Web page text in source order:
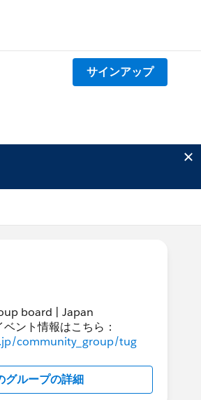
サインアップ
board | Japan
ント情報はこちら：
community_group/tug
グループの詳細